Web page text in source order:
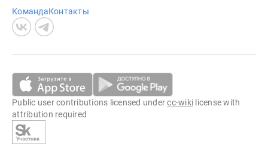
КомандаКонтакты
Public user contributions licensed undercc-wiki license with
attribution required